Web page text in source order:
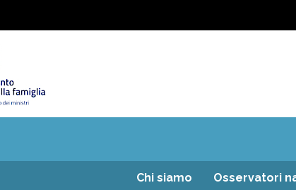
Chi siamo Osservatori